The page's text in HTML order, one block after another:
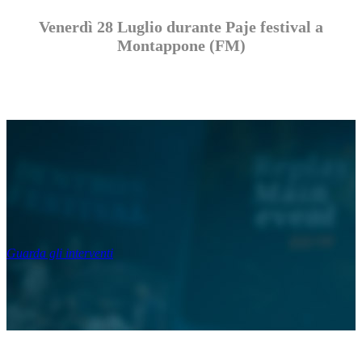
Venerdì 28 Luglio durante Paje festival a
Montappone (FM)
Guarda gli interventi